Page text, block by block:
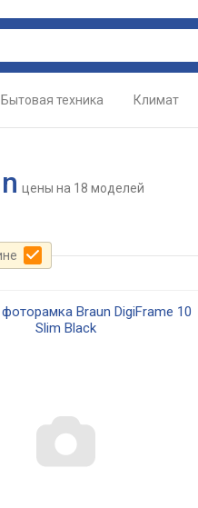
Бытовая техника Климат
цены на 18 моделей
Braun DigiFrame 10
Slim Black